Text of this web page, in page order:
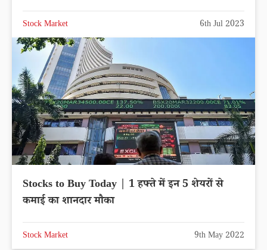
Stock Market 6th Jul 2023
Stocks to Buy Today | 1 हफ्ते में इन 5 शेयरों से
कमाई का शानदार मौका
Stock Market 9th May 2022